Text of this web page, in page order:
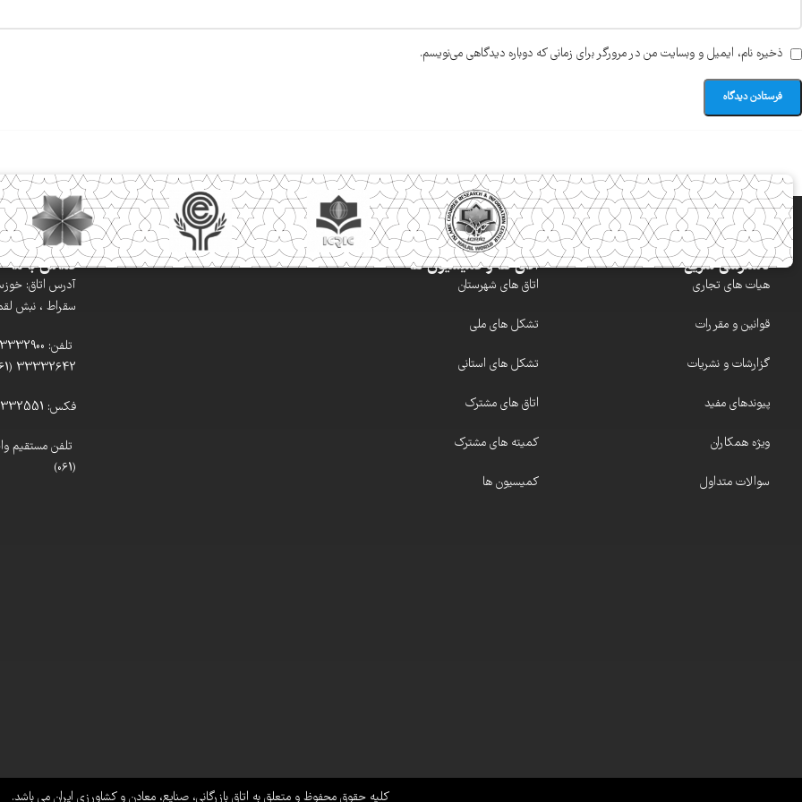
ذخیره نام، ایمیل و وبسایت من در مرورگر برای زمانی که دوباره دیدگاهی می‌نویسم.
دسترسی سریع
هیات های تجاری
قوانین و مقررات
گزارشات و نشریات
پیوندهای مفید
ویژه همکاران
سوالات متداول
اتاق ها و کمیسیون ها
اتاق های شهرستان
تشکل های ملی
تشکل های استانی
اتاق های مشترک
کمیته های مشترک
کمیسیون ها
تماس با ما
آدرس اتاق:
سقراط ، نبش
33332642 (061)
فکس: 33332551 (061)
(061)
کلیه حقوق محفوظ و متعلق به اتاق بازرگانی، صنایع، معادن و کشاورزی ایران می باشد.